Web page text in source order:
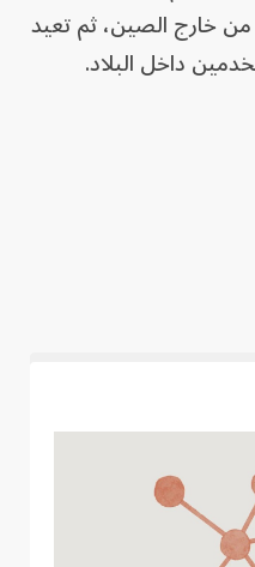
من خارج الصين، ثم تعيد
داخل البلاد.